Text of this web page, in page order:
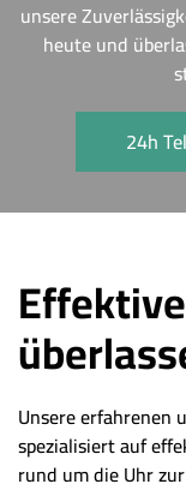
unsere
heute und
24h
Unsere erfahrenen
spezialisiert auf
rund um die Uhr